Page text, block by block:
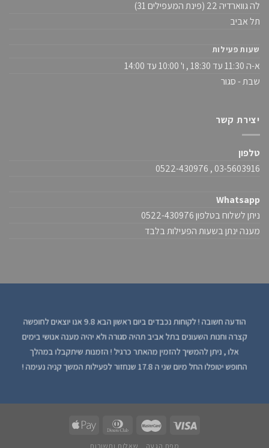
לה גווארדיה 22 (פינת המעפילים 31)
תל אביב
שעות פעילות
א-ה 11:30 עד 18:30 , ו' 10:00 עד 14:00
שבת - סגור
יצירת קשר
טלפון
03-5603916 , 0522-430976
Whatsapp
ניתן לשלוח בטלפון 0522-430976
מענה ינתן בשעות הפעילות בלבד
הודעה חשובה ! לקוחות נכבדים ביום ראשון הבא 9.8 אנו יוצאים לחופשה
קצרה וחנות השעונים בתל אביב תהיה סגורה ולא יהיה מענה אנושי בימים
אלו , ניתן להמשיך להזמין מהאתר כרגיל ! הזמנות שיתקבלו במהלך
החופש יטופלו החל מיום שני ה 17.8 שנחזור לפעילות המשך קניה נעימה !